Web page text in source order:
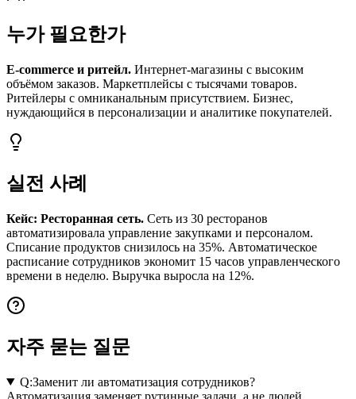
누가 필요한가
E-commerce и ритейл. Интернет-магазины с высоким
объёмом заказов. Маркетплейсы с тысячами товаров.
Ритейлеры с омниканальным присутствием. Бизнес,
нуждающийся в персонализации и аналитике покупателей.
실전 사례
Кейс: Ресторанная сеть. Сеть из 30 ресторанов
автоматизировала управление закупками и персоналом.
Списание продуктов снизилось на 35%. Автоматическое
расписание сотрудников экономит 15 часов управленческого
времени в неделю. Выручка выросла на 12%.
자주 묻는 질문
Q:Заменит ли автоматизация сотрудников?
Автоматизация заменяет рутинные задачи, а не людей.